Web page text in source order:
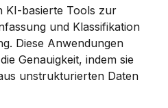
KI-basierte Tools zur
und Klassifikation
Diese Anwendungen
Genauigkeit, indem sie
unstrukturierten Daten